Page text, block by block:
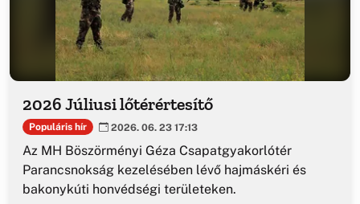
2026 Júliusi lőtérértesítő
Populáris hír 2026. 06. 23 17:13
Az MH Böszörményi Géza Csapatgyakorlótér
Parancsnokság kezelésében lévő hajmáskéri és
bakonykúti honvédségi területeken.